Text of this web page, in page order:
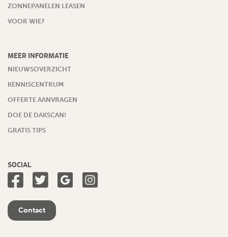
ZONNEPANELEN LEASEN
VOOR WIE?
MEER INFORMATIE
NIEUWSOVERZICHT
KENNISCENTRUM
OFFERTE AANVRAGEN
DOE DE DAKSCAN!
GRATIS TIPS
SOCIAL
Contact